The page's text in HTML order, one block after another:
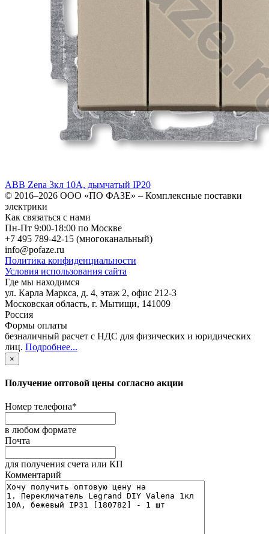
ABB Zena 3кл 10А, дымчатый IP20
© 2016–2026 ООО «ПО ФАЗЕ» – Комплексные поставки
электрики
Как связаться с нами
Пн-Пт 9:00-18:00 по Москве
+7 495 789-42-15 (многоканальный)
info@pofaze.ru
Политика конфиденциальности
Условия использования сайта
Где мы находимся
ул. Карла Маркса, д. 4, этаж 2, офис 212-3
Московская область, г. Мытищи, 141009
Россия
Формы оплаты
безналичный расчет с НДС для физических и юридических
лиц. Подробнее...
×
Получение оптовой цены согласно акции
Номер телефона*
в любом формате
Почта
для получения счета или КП
Комментарий